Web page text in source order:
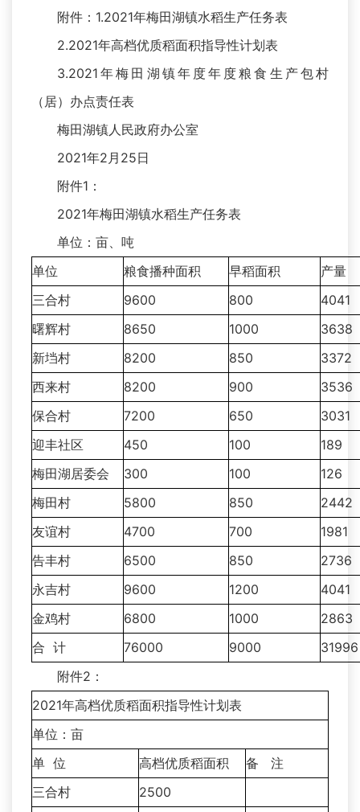
附件：1.2021年梅田湖镇水稻生产任务表
2.2021年高档优质稻面积指导性计划表
3.2021年梅田湖镇年度年度粮食生产包村
（居）办点责任表
梅田湖镇人民政府办公室
2021年2月25日
附件1：
2021年梅田湖镇水稻生产任务表
单位：亩、吨
单位
粮食播种面积 早稻面积
产量
三合村
9600 800
4041
曙辉村
8650 1000
3638
新垱村
8200 850
3372
西来村
8200 900
3536
保合村
7200 650
3031
迎丰社区
450 100
189
梅田湖居委会
300 100
126
梅田村
5800 850
2442
友谊村
4700 700
1981
告丰村
6500 850
2736
永吉村
9600 1200
4041
金鸡村
6800 1000
2863
合 计
76000 9000
31996
附件2：
2021年高档优质稻面积指导性计划表
单位：亩
单 位
高档优质稻面积
备 注
三合村
2500